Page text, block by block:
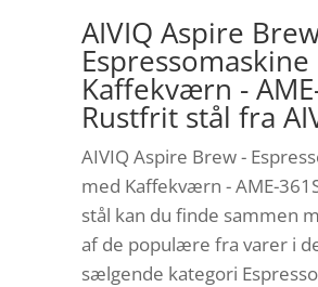
AIVIQ Aspire
Kaffekværn -
Rustfrit stål fra
AIVIQ Aspire Brew -
med Kaffekværn - AME-
stål kan du finde sammen
af de populære fra varer i
sælgende kategori Espresso